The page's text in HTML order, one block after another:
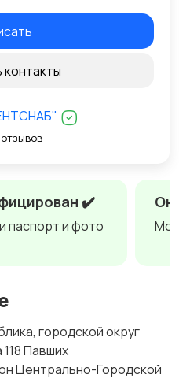
✔️
паспорт и фото
городской округ
Павших
Центрально-Городской
контакты